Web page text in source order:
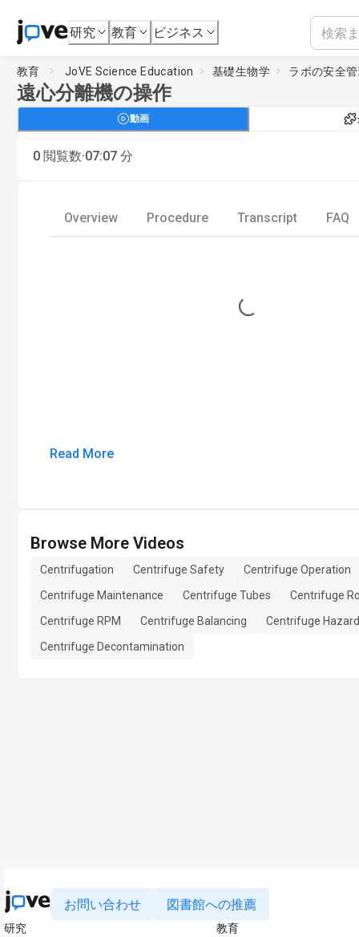
研究 教育 ビジネス
教育 JoVE Science Education 基礎生物学 ラボの安全
遠心分離機の操作
動画
0 閲覧数·07:07 分
Overview Procedure Transcript FAQ
Loading...
Read More
Browse More Videos
Centrifugation Centrifuge Safety
Centrifuge Operation
Centrifuge Maintenance
Centrifuge Tubes
Centrifuge
Centrifuge RPM
Centrifuge Balancing
Centrifuge
Centrifuge Decontamination
お問い合わせ 図書館への推薦
研究
教育